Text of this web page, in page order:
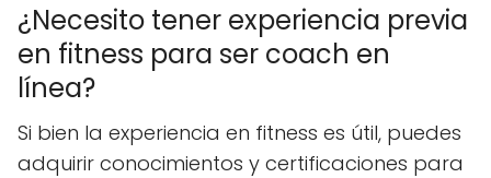
¿Necesito tener experiencia previa
en fitness para ser coach en
línea?
Si bien la experiencia en fitness es útil, puedes
adquirir conocimientos y certificaciones para